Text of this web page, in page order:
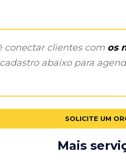
conectar clientes com os
abaixo para
SOLICITE UM
Mais